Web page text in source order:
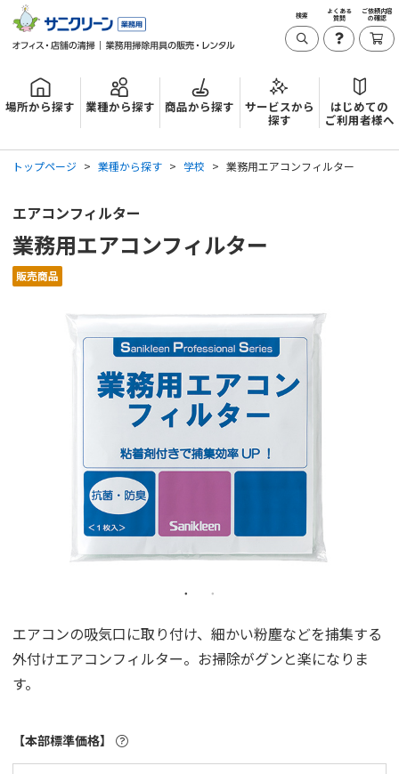
検索 よくある
質問
ご依頼内容
の確認
場所から探す 業種から探す 商品から探す サービスから
探す
はじめての
ご利用者様へ
トップページ 業種から探す 学校 業務用エアコンフィルター
エアコンフィルター
業務用エアコンフィルター
販売商品
エアコンの吸気口に取り付け、細かい粉塵などを捕集する
外付けエアコンフィルター。お掃除がグンと楽になりま
す。
【本部標準価格】